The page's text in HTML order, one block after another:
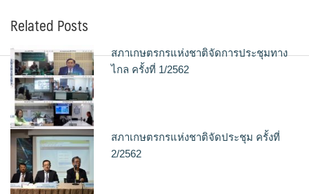
Related Posts
สภาเกษตรกรแห่งชาติจัดการประชุมทาง
ไกล ครั้งที่ 1/2562
สภาเกษตรกรแห่งชาติจัดประชุม ครั้งที่
2/2562